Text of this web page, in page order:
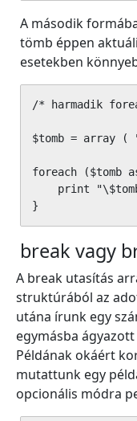
A második
tömb éppen
esetekben
/* harmadik
$tomb = array
foreach ($tomb
print
}
break vagy
A break utasítás
struktúrából az
utána írunk egy
egymásba
Példának okáért
mutattunk egy
opcionális módra